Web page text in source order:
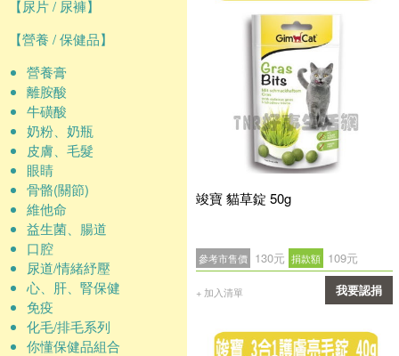
【尿片 / 尿褲】
【營養 / 保健品】
營養膏
離胺酸
牛磺酸
奶粉、奶瓶
皮膚、毛髮
眼睛
骨骼(關節)
維他命
益生菌、腸道
口腔
尿道/情緒紓壓
心、肝、腎保健
免疫
化毛/排毛系列
你懂保健品組合
竣寶 貓草錠 50g
參考市售價 130元 捐款額 109元
+ 加入清單 我要認捐